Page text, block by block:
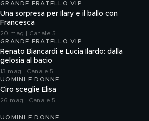
GRANDE FRATELLO VIP
Una sorpresa per Ilary e il ballo con
Francesca
20 mag | Canale 5
GRANDE FRATELLO VIP
Renato Biancardi e Lucia Ilardo: dalla
gelosia al bacio
13 mag | Canale 5
UOMINI E DONNE
Ciro sceglie Elisa
26 mag | Canale 5
UOMINI E DONNE